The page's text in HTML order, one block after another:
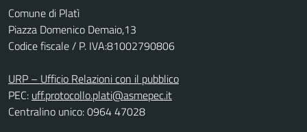
Comune di Platì
Piazza Domenico Demaio,13
Codice fiscale / P. IVA:81002790806
URP – Ufficio Relazioni con il pubblico
PEC: uff.protocollo.plati@asmepec.it
Centralino unico: 0964 47028